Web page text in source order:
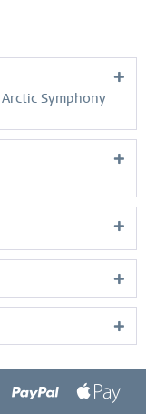
Symphony